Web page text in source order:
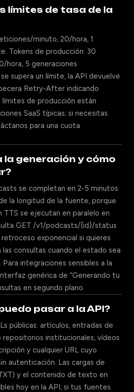
límites de tasa de la
minuto, 20/hora, 1
Tokens de producción: 30
hora, 5 generaciones
supera un límite, la API devuelve
Retry-After indicando
de producción están
SaaS típicas; si necesitas
para una cuota
generación y cómo
se completan en 2-5 minutos
la longitud de la fuente, porque
TTS se ejecutan en paralelo en
GET /v1/podcasts/{id}/status
exponencial si quieres
consultas cuando el estado sea
. Para integraciones sensibles a la
genérica de “Generando tu
en segundo plano.
pasar a la API?
públicas: artículos, entradas de
repositorios institucionales, vídeos
y cualquier URL cuyo
autenticación. Las cargas de
y el contenido de texto en
hoy en la API; si tus fuentes